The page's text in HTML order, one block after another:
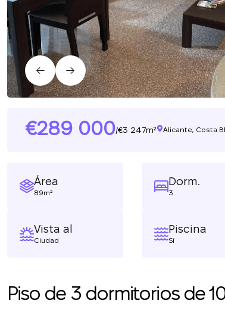
289 000/ 3 247m² Alicante, Costa
Área
89m²
Dorm.
3
Vista al
Ciudad
Piscina
Sí
Piso de 3 dormitorios de